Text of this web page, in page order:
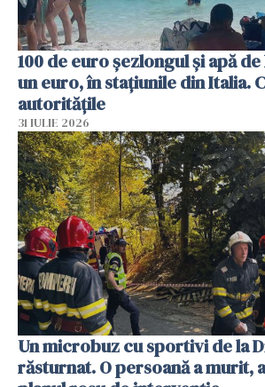
100 de euro șezlongul și apă
un euro, în stațiunile din Italia.
autoritățile
31 IULIE 2026
Un microbuz cu sportivi de la
răsturnat. O persoană a murit,